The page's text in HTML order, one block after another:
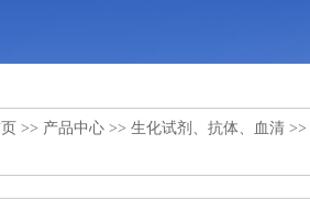
>> 产品中心 >> 生化试剂、抗体、血清 >>